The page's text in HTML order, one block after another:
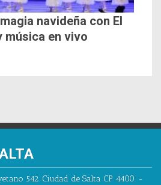
navideña con El
música en vivo
542. Ciudad de Salta CP 4400. -